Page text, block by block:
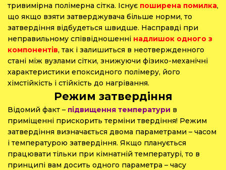
тривимірна полімерна сітка. Існує поширена помилка,
що якщо взяти затверджувача більше норми, то
затвердіння відбудеться швидше. Насправді при
неправильному співвідношенні надлишок одного з
компонентів, так і залишиться в неотвержденного
стані між вузлами сітки, знижуючи фізико-механічні
характеристики епоксидного полімеру, його
хімстійкість і стійкість до нагрівання.
Режим затвердіння
Відомий факт – підвищення температури в
приміщенні прискорить терміни твердіння! Режим
затвердіння визначається двома параметрами – часом
і температурою затвердіння. Якщо планується
працювати тільки при кімнатній температурі, то в
принципі вам досить одного параметра – часу